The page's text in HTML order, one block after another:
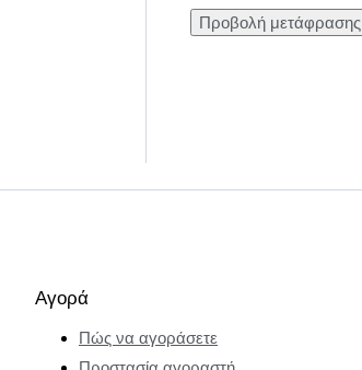
Προβολή μετάφρασης
Αγορά
Πώς να αγοράσετε